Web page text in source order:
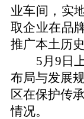
业车间，实
取企业在品
推广本土历
5月9日
布局与发展
区在保护传
情况。